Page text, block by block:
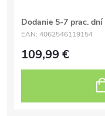
Dodanie 5-7 prac. dní
EAN: 4062546119154
109,99 €